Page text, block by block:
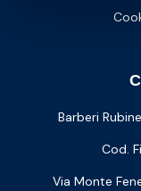
Barberi
Cod.
Via Monte